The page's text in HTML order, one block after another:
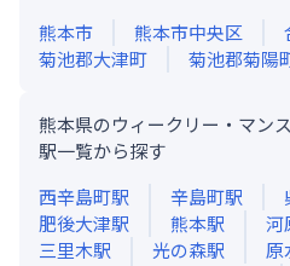
熊本市
熊本市中央区
菊池郡大津町
菊池郡菊陽
熊本県のウィークリー・マン
駅一覧から探す
西辛島町駅 辛島町駅
肥後大津駅 熊本駅 河
三里木駅 光の森駅 原